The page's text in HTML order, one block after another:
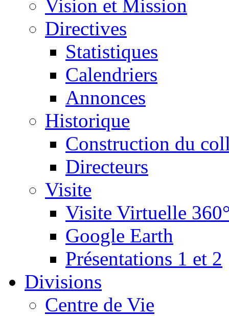
Vision et Mission
Directives
Statistiques
Calendriers
Annonces
Historique
Construction du
Directeurs
Visite
Visite Virtuelle
Google Earth
Présentations 1 et 2
Divisions
Centre de Vie